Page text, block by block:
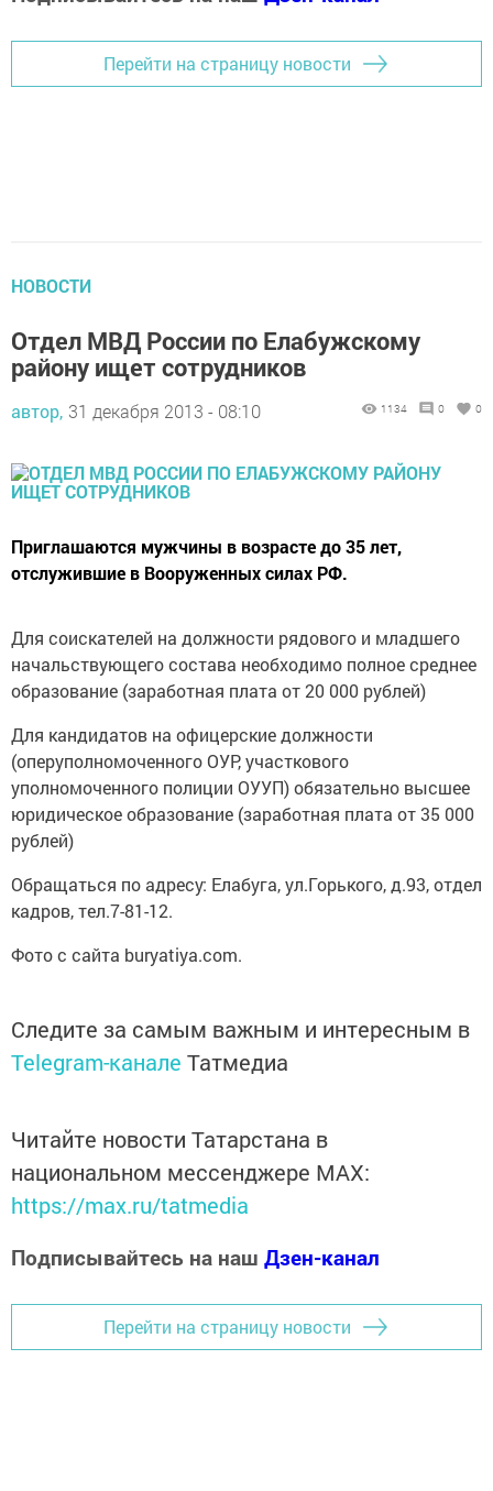
Перейти на страницу новости
НОВОСТИ
Отдел МВД России по Елабужскому
району ищет сотрудников
автор, 31 декабря 2013 - 08:10 1134 0 0
Приглашаются мужчины в возрасте до 35 лет,
отслужившие в Вооруженных силах РФ.
Для соискателей на должности рядового и младшего
начальствующего состава необходимо полное среднее
образование (заработная плата от 20 000 рублей)
Для кандидатов на офицерские должности
(оперуполномоченного ОУР, участкового
уполномоченного полиции ОУУП) обязательно высшее
юридическое образование (заработная плата от 35 000
рублей)
Обращаться по адресу: Елабуга, ул.Горького, д.93, отдел
кадров, тел.7-81-12.
Фото с сайта buryatiya.com.
Следите за самым важным и интересным в
Telegram-канале Татмедиа
Читайте новости Татарстана в
национальном мессенджере MАХ:
https://max.ru/tatmedia
Подписывайтесь на наш Дзен-канал
Перейти на страницу новости